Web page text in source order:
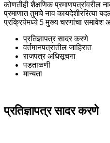
कोणतीही शैक्षणिक प्रमाणपत्रांवरील
प्रमाणात तुमचे नाव कायदेशीररित्या
प्रक्रियेमध्ये 5 मुख्य चरणांचा समावेश
प्रतिज्ञापत्र सादर करणे
वर्तमानपत्रातील जाहिरात
राजपत्र अधिसूचना
पडताळणी
मान्यता
प्रतिज्ञापत्र सादर करणे